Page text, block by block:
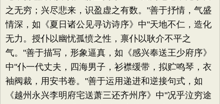
之无穷；兴尽悲来，识盈虚之有数。"善于抒情，气盛
情深，如《夏日诸公见寻访诗序》中"天地不仁，造化
无力。授仆以幽忧孤愤之性，禀仆以耿介不平之
气。"善于描写，形象逼真，如《感兴奉送王少府序》
中"仆一代丈夫，四海男子，衫襟缓带，拟贮鸣琴，衣
袖阀裁，用安书卷。"善于运用递进和逆接句式，如
《越州永兴李明府宅送萧三还齐州序》中"况乎泣穷途